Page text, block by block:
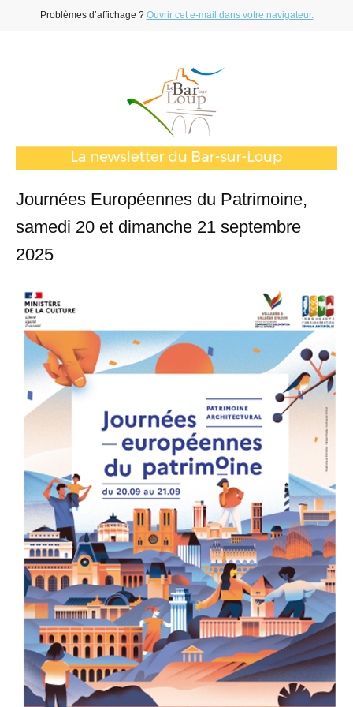
Problèmes d’affichage ? Ouvrir cet e-mail dans votre navigateur.
Journées Européennes du Patrimoine,
samedi 20 et dimanche 21 septembre
2025